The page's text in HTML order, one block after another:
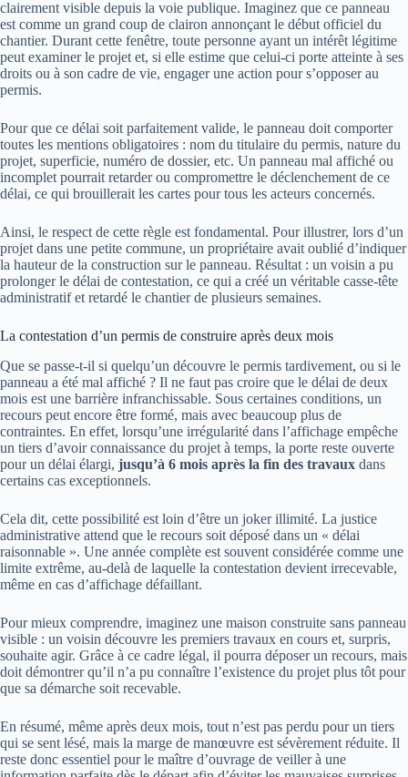
clairement visible depuis la voie publique. Imaginez que ce panneau
est comme un grand coup de clairon annonçant le début officiel du
chantier. Durant cette fenêtre, toute personne ayant un intérêt légitime
peut examiner le projet et, si elle estime que celui-ci porte atteinte à ses
droits ou à son cadre de vie, engager une action pour s’opposer au
permis.
Pour que ce délai soit parfaitement valide, le panneau doit comporter
toutes les mentions obligatoires : nom du titulaire du permis, nature du
projet, superficie, numéro de dossier, etc. Un panneau mal affiché ou
incomplet pourrait retarder ou compromettre le déclenchement de ce
délai, ce qui brouillerait les cartes pour tous les acteurs concernés.
Ainsi, le respect de cette règle est fondamental. Pour illustrer, lors d’un
projet dans une petite commune, un propriétaire avait oublié d’indiquer
la hauteur de la construction sur le panneau. Résultat : un voisin a pu
prolonger le délai de contestation, ce qui a créé un véritable casse-tête
administratif et retardé le chantier de plusieurs semaines.
La contestation d’un permis de construire après deux mois
Que se passe-t-il si quelqu’un découvre le permis tardivement, ou si le
panneau a été mal affiché ? Il ne faut pas croire que le délai de deux
mois est une barrière infranchissable. Sous certaines conditions, un
recours peut encore être formé, mais avec beaucoup plus de
contraintes. En effet, lorsqu’une irrégularité dans l’affichage empêche
un tiers d’avoir connaissance du projet à temps, la porte reste ouverte
pour un délai élargi, jusqu’à 6 mois après la fin des travaux dans
certains cas exceptionnels.
Cela dit, cette possibilité est loin d’être un joker illimité. La justice
administrative attend que le recours soit déposé dans un « délai
raisonnable ». Une année complète est souvent considérée comme une
limite extrême, au-delà de laquelle la contestation devient irrecevable,
même en cas d’affichage défaillant.
Pour mieux comprendre, imaginez une maison construite sans panneau
visible : un voisin découvre les premiers travaux en cours et, surpris,
souhaite agir. Grâce à ce cadre légal, il pourra déposer un recours, mais
doit démontrer qu’il n’a pu connaître l’existence du projet plus tôt pour
que sa démarche soit recevable.
En résumé, même après deux mois, tout n’est pas perdu pour un tiers
qui se sent lésé, mais la marge de manœuvre est sévèrement réduite. Il
reste donc essentiel pour le maître d’ouvrage de veiller à une